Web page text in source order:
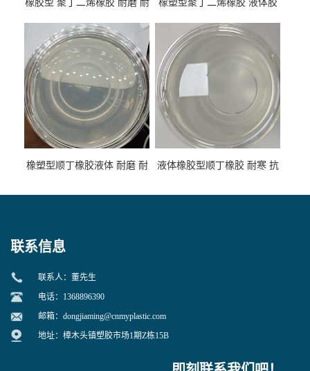
橡胶型 聚丁二烯橡胶 耐磨 耐
性
橡塑型聚丁二烯橡胶 液体胶
专用
橡塑型顺丁橡胶液体 耐磨 耐
液体橡胶型顺丁橡胶 耐寒 抗
联系信息
联系人：董先生
电话：1368896390
邮箱： dongjiaming@cnmyplastic.com
地址：樟木头镇塑胶市场1期Z栋15B